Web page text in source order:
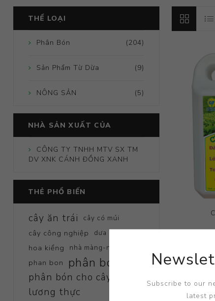
THỂ LOẠI
(204)
Phân Bón
(9)
Sản Phẩm Từ Dừa
(5)
NÔNG SẢN
NHÀ SẢN XUẤT CỦA
CÔNG TY TNHH MTV SX TM
DV XNK CÁNH ĐỒNG XANH
THẺ PHỔ BIẾN
cây ăn trái cây có múi
cây công nghiệp dưa lưới
hoa kiểng nhà màng-nhà kính
phan bon phân bón
phân bón cho cây
lương thực
Subscribe to our
latest